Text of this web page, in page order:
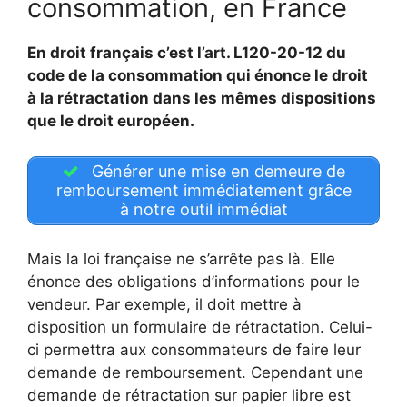
consommation, en France
En droit français c’est l’art. L120-20-12 du
code de la consommation qui énonce le droit
à la rétractation dans les mêmes dispositions
que le droit européen.
Générer une mise en demeure de
remboursement immédiatement grâce
à notre outil immédiat
Mais la loi française ne s’arrête pas là. Elle
énonce des obligations d’informations pour le
vendeur. Par exemple, il doit mettre à
disposition un formulaire de rétractation. Celui-
ci permettra aux consommateurs de faire leur
demande de remboursement. Cependant une
demande de rétractation sur papier libre est